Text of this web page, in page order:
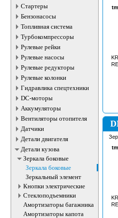
Стартеры
Бензонасосы
Топливная система
Турбокомпрессоры
Рулевые рейки
Рулевые насосы
Рулевые редукторы
Рулевые колонки
Гидравлика спецтехники
DC-моторы
Аккумуляторы
Вентиляторы отопителя
Датчики
Детали двигателя
Детали кузова
Зеркала боковые
Зеркала боковые
Зеркальный элемент
Кнопки электрические
Стеклоподъемники
Амортизаторы багажника
Амортизаторы капота